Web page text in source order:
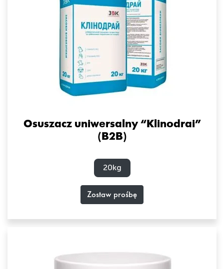
Osuszacz uniwersalny “Klinodrai”
(B2B)
20kg
Zostaw prośbę